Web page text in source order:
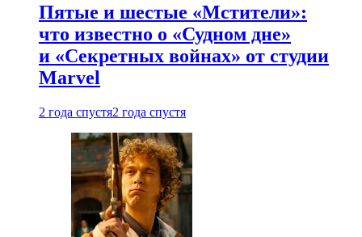
Пятые и шестые «Мстители»:
что известно о «Судном дне»
и «Секретных войнах» от студии
Marvel
2 года спустя2 года спустя